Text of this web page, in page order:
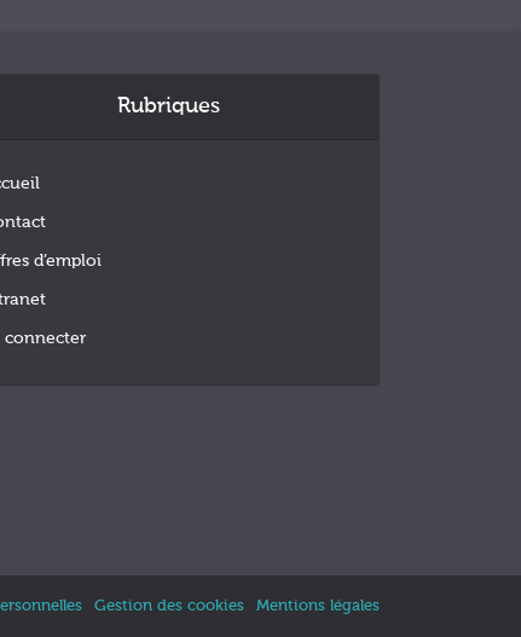
Rubriques
d’emploi
connecter
Gestion des cookies Mentions légales